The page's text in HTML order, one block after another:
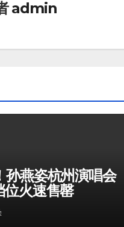
admin
孙燕姿杭州演唱会
位火速售罄